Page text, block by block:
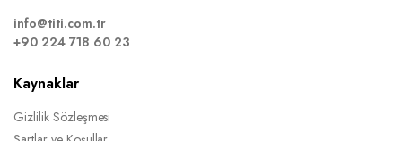
info@titi.com.tr
+90 224 718 60 23
Kaynaklar
Gizlilik Sözleşmesi